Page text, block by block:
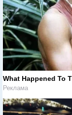
What Happened To
Реклама